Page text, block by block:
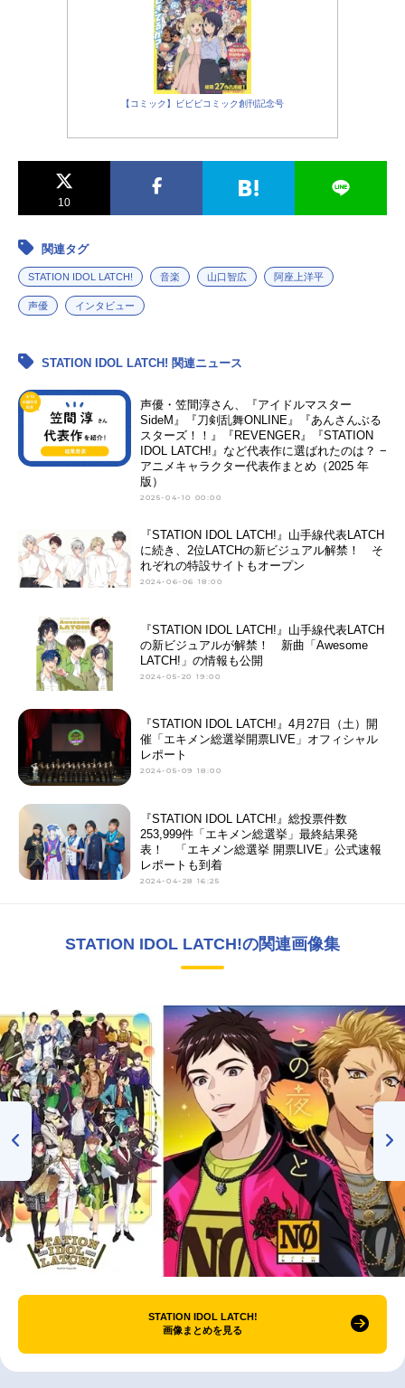
【コミック】ビビビコミック創刊記念号
10
関連タグ
STATION IDOL LATCH! 音楽 山口智広 阿座上洋平
声優 インタビュー
STATION IDOL LATCH! 関連ニュース
声優・笠間淳さん、『アイドルマスター
SideM』『刀剣乱舞ONLINE』『あんさんぶる
スターズ！！』『REVENGER』『STATION
IDOL LATCH!』など代表作に選ばれたのは？ −
アニメキャラクター代表作まとめ（2025 年
版）
2025-04-10 00:00
『STATION IDOL LATCH!』山手線代表LATCH
に続き、2位LATCHの新ビジュアル解禁！ そ
れぞれの特設サイトもオープン
2024-06-06 18:00
『STATION IDOL LATCH!』山手線代表LATCH
の新ビジュアルが解禁！ 新曲「Awesome
LATCH!」の情報も公開
2024-05-20 19:00
『STATION IDOL LATCH!』4月27日（土）開
催「エキメン総選挙開票LIVE」オフィシャル
レポート
2024-05-09 18:00
『STATION IDOL LATCH!』総投票件数
253,999件「エキメン総選挙」最終結果発
表！ 「エキメン総選挙 開票LIVE」公式速報
レポートも到着
2024-04-28 16:25
STATION IDOL LATCH!の関連画像集
STATION IDOL LATCH!
画像まとめを見る